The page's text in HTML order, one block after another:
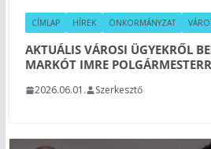
CÍMLAP HÍREK ÖNKORMÁNYZAT
AKTUÁLIS VÁROSI ÜGYEKRŐL
MARKÓT IMRE
2026.06.01. Szerkesztő